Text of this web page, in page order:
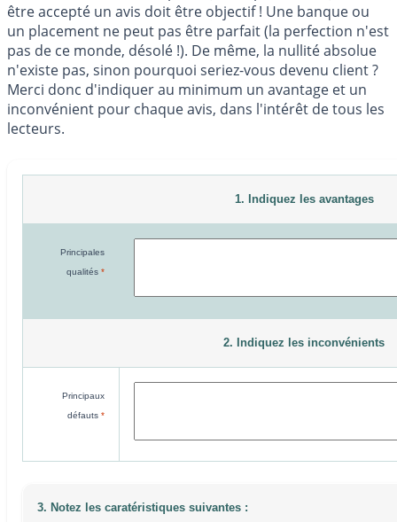
être accepté un avis doit être objectif ! Une banque ou
un placement ne peut pas être parfait (la perfection n'est
pas de ce monde, désolé !). De même, la nullité absolue
n'existe pas, sinon pourquoi seriez-vous devenu client ?
Merci donc d'indiquer au minimum un avantage et un
inconvénient pour chaque avis, dans l'intérêt de tous les
lecteurs.
1. Indiquez les avantages
Principales
qualités *
2. Indiquez les inconvénients
Principaux
défauts *
3. Notez les caratéristiques suivantes :